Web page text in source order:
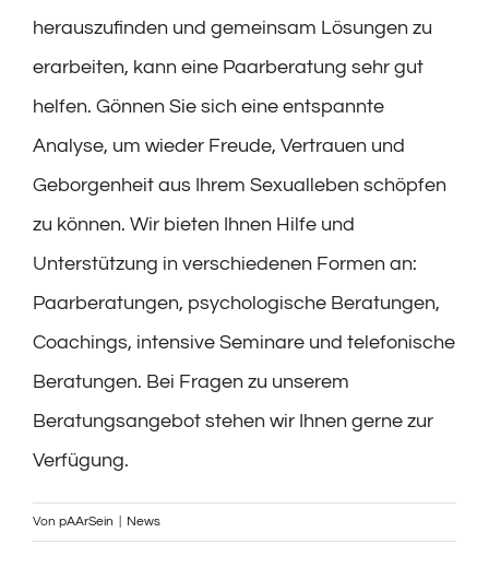
herauszufinden und gemeinsam Lösungen zu
erarbeiten, kann eine Paarberatung sehr gut
helfen. Gönnen Sie sich eine entspannte
Analyse, um wieder Freude, Vertrauen und
Geborgenheit aus Ihrem Sexualleben schöpfen
zu können. Wir bieten Ihnen Hilfe und
Unterstützung in verschiedenen Formen an:
Paarberatungen, psychologische Beratungen,
Coachings, intensive Seminare und telefonische
Beratungen. Bei Fragen zu unserem
Beratungsangebot stehen wir Ihnen gerne zur
Verfügung.
Von pAArSein News